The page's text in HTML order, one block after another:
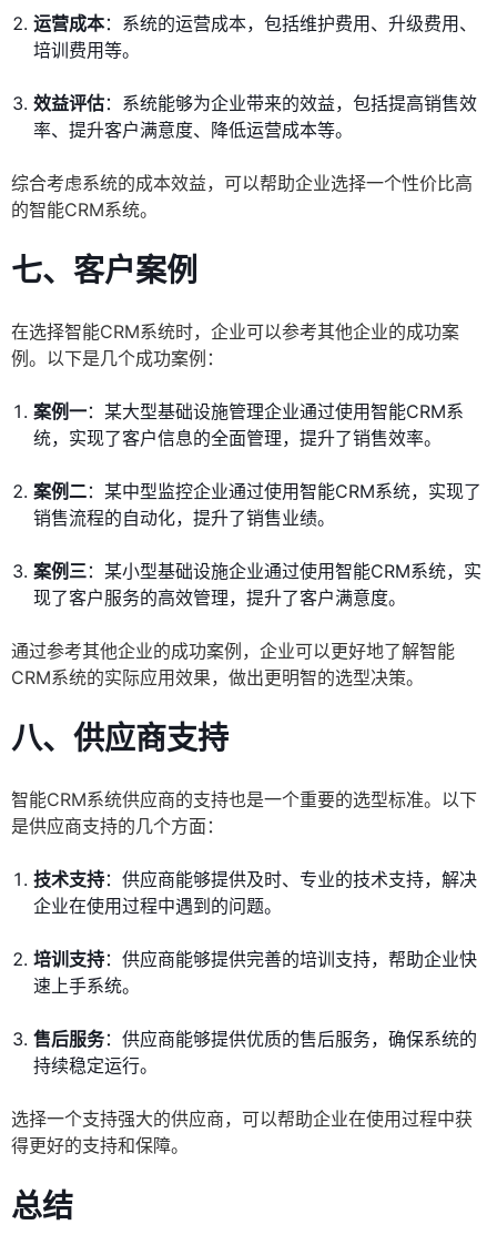
运营成本：系统的运营成本，包括维护费用、升级费用、
培训费用等。
效益评估：系统能够为企业带来的效益，包括提高销售效
率、提升客户满意度、降低运营成本等。
综合考虑系统的成本效益，可以帮助企业选择一个性价比高
的智能CRM系统。
七、客户案例
在选择智能CRM系统时，企业可以参考其他企业的成功案
例。以下是几个成功案例：
案例一：某大型基础设施管理企业通过使用智能CRM系
统，实现了客户信息的全面管理，提升了销售效率。
案例二：某中型监控企业通过使用智能CRM系统，实现了
销售流程的自动化，提升了销售业绩。
案例三：某小型基础设施企业通过使用智能CRM系统，实
现了客户服务的高效管理，提升了客户满意度。
通过参考其他企业的成功案例，企业可以更好地了解智能
CRM系统的实际应用效果，做出更明智的选型决策。
八、供应商支持
智能CRM系统供应商的支持也是一个重要的选型标准。以下
是供应商支持的几个方面：
技术支持：供应商能够提供及时、专业的技术支持，解决
企业在使用过程中遇到的问题。
培训支持：供应商能够提供完善的培训支持，帮助企业快
速上手系统。
售后服务：供应商能够提供优质的售后服务，确保系统的
持续稳定运行。
选择一个支持强大的供应商，可以帮助企业在使用过程中获
得更好的支持和保障。
总结